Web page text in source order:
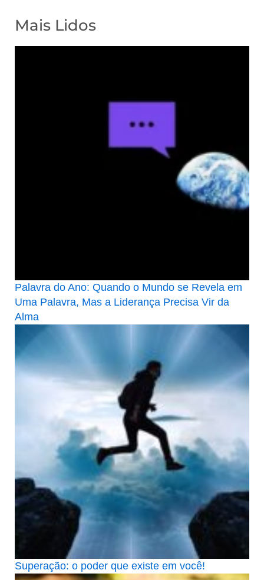
Mais Lidos
Palavra do Ano: Quando o Mundo se Revela em
Uma Palavra, Mas a Liderança Precisa Vir da
Alma
Superação: o poder que existe em você!